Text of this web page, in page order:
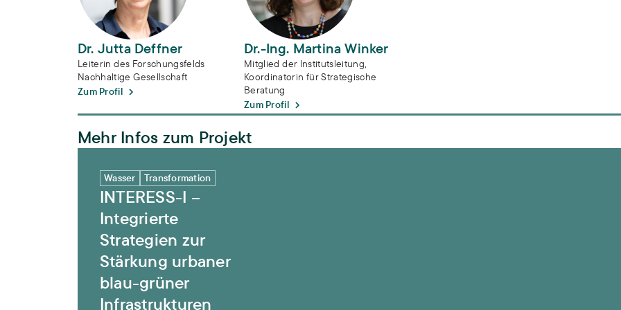
Dr. Jutta Deffner
Leiterin des Forschungsfelds
Nachhaltige Gesellschaft
Zum Profil
Dr.-Ing. Martina Winker
Mitglied der Institutsleitung,
Koordinatorin für Strategische
Beratung
Zum Profil
Mehr Infos zum Projekt
Wasser Transformation
INTERESS-I –
Integrierte
Strategien zur
Stärkung urbaner
blau-grüner
Infrastrukturen